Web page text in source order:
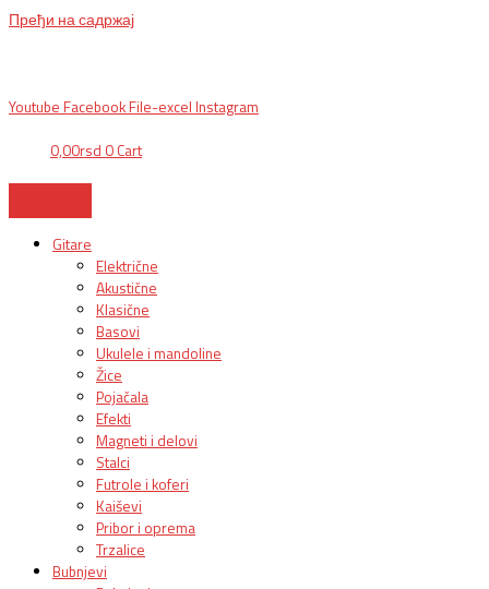
Пређи на садржај
Youtube Facebook File-excel Instagram
0,00rsd 0 Cart
Gitare
Električne
Akustične
Klasične
Basovi
Ukulele i mandoline
Žice
Pojačala
Efekti
Magneti i delovi
Stalci
Futrole i koferi
Kaiševi
Pribor i oprema
Trzalice
Bubnjevi